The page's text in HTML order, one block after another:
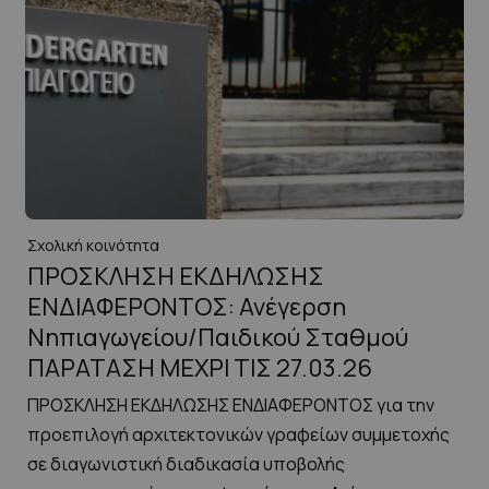
Σχολική κοινότητα
ΠΡΟΣΚΛΗΣΗ ΕΚΔΗΛΩΣΗΣ
ΕΝΔΙΑΦΕΡΟΝΤΟΣ: Ανέγερση
Νηπιαγωγείου/Παιδικού Σταθμού
ΠΑΡΑΤΑΣΗ ΜΕΧΡΙ ΤΙΣ 27.03.26
ΠΡΟΣΚΛΗΣΗ ΕΚΔΗΛΩΣΗΣ ΕΝΔΙΑΦΕΡΟΝΤΟΣ για την
προεπιλογή αρχιτεκτονικών γραφείων συμμετοχής
σε διαγωνιστική διαδικασία υποβολής